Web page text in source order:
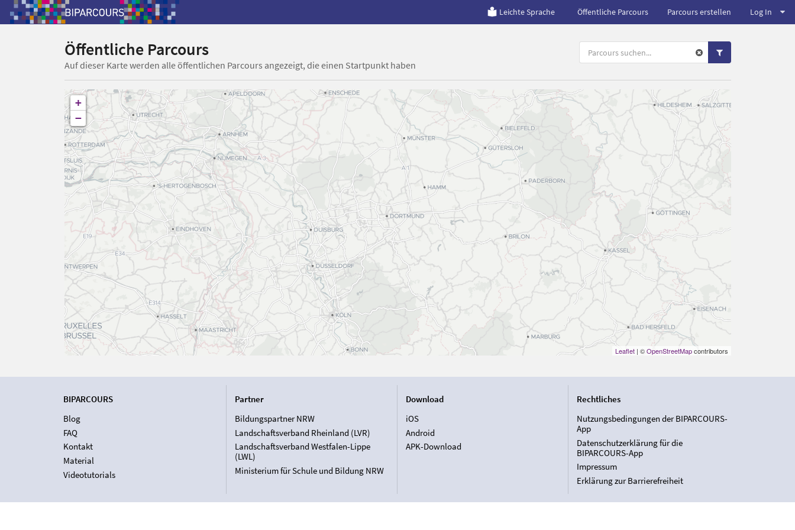
Leichte Sprache Öffentliche Parcours Parcours erstellen Log In
Öffentliche Parcours
Auf dieser Karte werden alle öffentlichen Parcours angezeigt, die einen Startpunkt haben
+
−
Leaflet| ©OpenStreetMapcontributors
BIPARCOURS
Blog
FAQ
Kontakt
Material
Videotutorials
Partner
Bildungspartner NRW
Landschaftsverband Rheinland (LVR)
Landschaftsverband Westfalen-Lippe
(LWL)
Ministerium für Schule und Bildung NRW
Download
iOS
Android
APK-Download
Rechtliches
Nutzungsbedingungen der BIPARCOURS-
App
Datenschutzerklärung für die
BIPARCOURS-App
Impressum
Erklärung zur Barrierefreiheit